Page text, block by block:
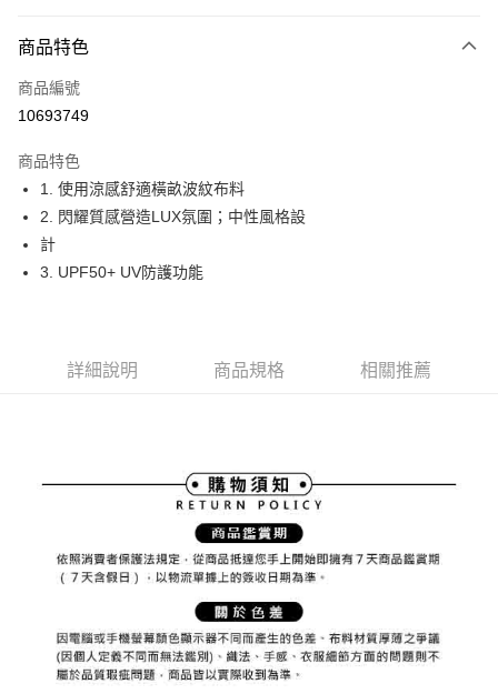
LINE Pay
Apple Pay
悠遊付
大哥付你分期
相關說明
【大哥付你分期使用說明】
1.本服務由台灣大哥大提供，台灣大哥大用戶可立即使用無須另外申請。
3.實際核准額度、可分期數及費用金額請依後續交易確認頁面所載為準。
醒簡訊。
2.透過簡訊連結打開帳單後，可選擇「超商條碼／台灣大直營門市／銀行轉
帳／街口支付／iPASS MONEY」等通路繳費。
【注意事項】
1.本服務係由「台灣大哥大股份有限公司」（以下簡稱本公司）所提供，讓
用戶於交易時，得透過本服務購買商品或服務，並由商店將買賣／分期付款
買賣價金債權讓與本公司後，依約使用本公司帳單繳交帳款。
2.基於同意付款使用「大哥付你分期」之契約關係目的，商店將以您的個人
資料（包含姓名、電話或地址）提供予台灣大哥大進項蒐集、處理及利用，
由本公司與您本人進行分期帳單所需資料之確認、核對及更正。
AFTEE先享後付
便利好安心！
【「AFTEE先享後付」結帳流程】
１．於結帳方式選擇「AFTEE先享後付」後，將跳轉至「AFTEE先享後付」
結帳頁面，進行簡訊認證並確認金額後，即可完成結帳。
２．訂單成立數日內，您將收到繳費通知簡訊。
３．收到繳費通知簡訊後14天內，點擊此簡訊中的連結，可透過四大超商／
ATM／網路銀行／等多元方式進行付款，方視為交易完成。
購買商品的店家。未經商家同意取消之訂單仍視為有效，需透過AFTEE先享
後付繳納相關費用。
※ 交易是否成功請以「AFTEE先享後付 」之結帳頁面顯示為準，若有關於
是否繳費成功／繳費後需取消欲退款等相關疑問，請聯繫「AFTEE先享後付
萊爾富取貨付款
付款後萊爾富取貨
免運費
商品特色
商品編號
10693749
商品特色
1. 使用涼感舒適橫畝波紋布料
2. 閃耀質感營造LUX氛圍；中性風格設
計
3. UPF50+ UV防護功能
詳細說明 商品規格 相關推薦